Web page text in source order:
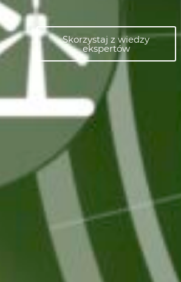
Skorzystaj z wiedzy
ekspertów